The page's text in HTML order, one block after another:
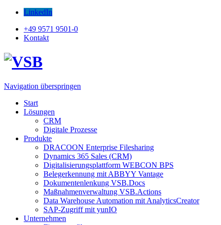
LinkedIn
+49 9571 9501-0
Kontakt
Navigation überspringen
Start
Lösungen
CRM
Digitale Prozesse
Produkte
DRACOON Enterprise Filesharing
Dynamics 365 Sales (CRM)
Digitalisierungsplattform WEBCON BPS
Belegerkennung mit ABBYY Vantage
Dokumentenlenkung VSB.Docs
Maßnahmenverwaltung VSB.Actions
Data Warehouse Automation mit AnalyticsCreator
SAP-Zugriff mit yunIO
Unternehmen